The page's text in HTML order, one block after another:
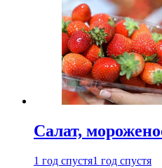
Салат,
1 год спустя1 год спустя